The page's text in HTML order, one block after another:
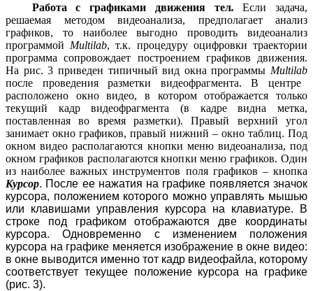
Работа с графиками движения тел. Если задача,
решаемая методом видеоанализа, предполагает анализ
графиков, то наиболее выгодно проводить видеоанализ
программой Multilab, т.к. процедуру оцифровки траектории
программа сопровождает построением графиков движения.
На рис. 3 приведен типичный вид окна программы Multilab
после проведения разметки видеофрагмента. В центре
расположено окно видео, в котором отображается только
текущий кадр видеофрагмента (в кадре видна метка,
поставленная во время разметки). Правый верхний угол
занимает окно графиков, правый нижний – окно таблиц. Под
окном видео располагаются кнопки меню видеоанализа, под
окном графиков располагаются кнопки меню графиков. Один
из наиболее важных инструментов поля графиков – кнопка
Курсор. После ее нажатия на графике появляется значок
курсора, положением которого можно управлять мышью
или клавишами управления курсора на клавиатуре. В
строке под графиком отображаются две координаты
курсора. Одновременно с изменением положения
курсора на графике меняется изображение в окне видео:
в окне выводится именно тот кадр видеофайла, которому
соответствует текущее положение курсора на графике
(рис. 3).